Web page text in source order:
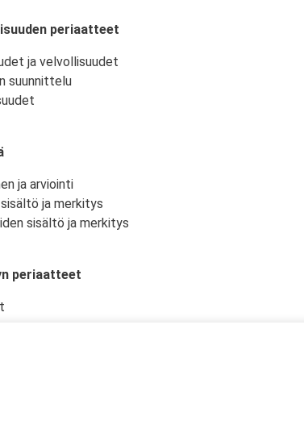
periaatteet
ja velvollisuudet
suunnittelu
ja arviointi
ja merkitys
sisältö ja merkitys
periaatteet